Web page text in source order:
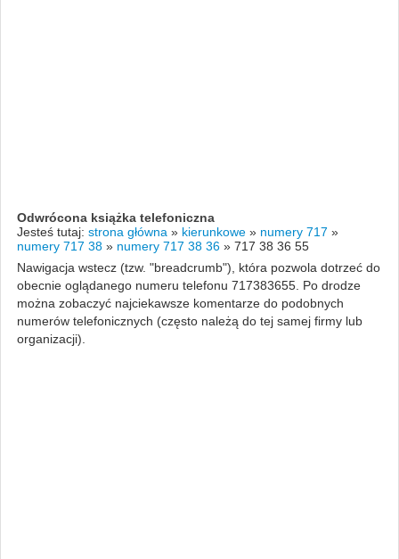
Odwrócona książka telefoniczna
Jesteś tutaj: strona główna » kierunkowe » numery 717 »
numery 717 38 » numery 717 38 36 » 717 38 36 55
Nawigacja wstecz (tzw. "breadcrumb"), która pozwola dotrzeć do
obecnie oglądanego numeru telefonu 717383655. Po drodze
można zobaczyć najciekawsze komentarze do podobnych
numerów telefonicznych (często należą do tej samej firmy lub
organizacji).